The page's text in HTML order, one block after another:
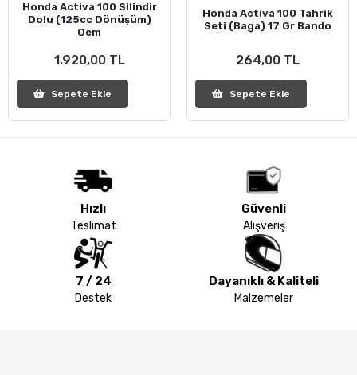
Honda Activa 100 Silindir
Dolu (125cc Dönüşüm)
Oem
1.920,00 TL
Sepete Ekle
Honda Activa 100 Tahrik
Seti (Baga) 17 Gr Bando
264,00 TL
Sepete Ekle
Hızlı
Teslimat
Güvenli
Alışveriş
7 / 24
Destek
Dayanıklı & Kaliteli
Malzemeler